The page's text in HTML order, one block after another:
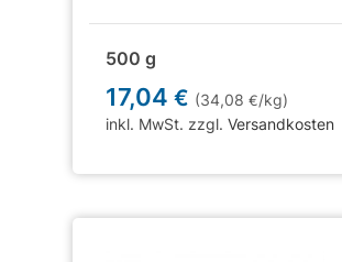
500 g
17,04€ (34,08€/kg)
inkl. MwSt. zzgl.Versandkosten